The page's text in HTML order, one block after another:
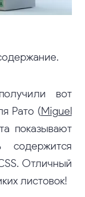
вот
Рато (Miguel
показывают
содержится
Отличный
листовок!